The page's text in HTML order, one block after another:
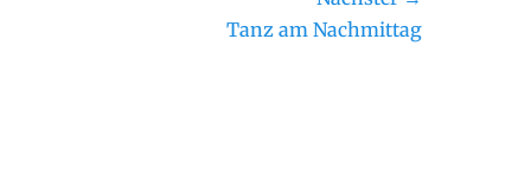
Tanz am Nachmittag